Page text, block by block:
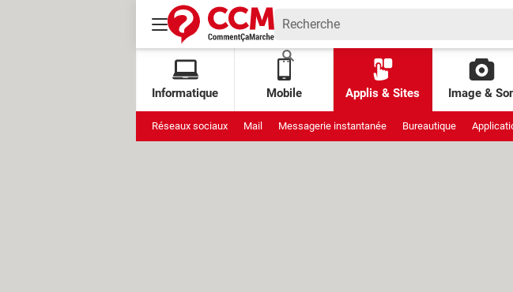
Informatique Mobile Applis & Sites Image &
Réseaux sociaux Mail Messagerie instantanée Bureautique